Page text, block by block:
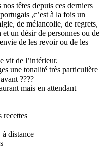
têtes depuis ces derniers
,c’est à la fois un
de mélancolie, de regrets,
un désir de personnes ou de
de les revoir ou de les
vit de l’intérieur.
une tonalité très particulière
????
mais en attendant
distance